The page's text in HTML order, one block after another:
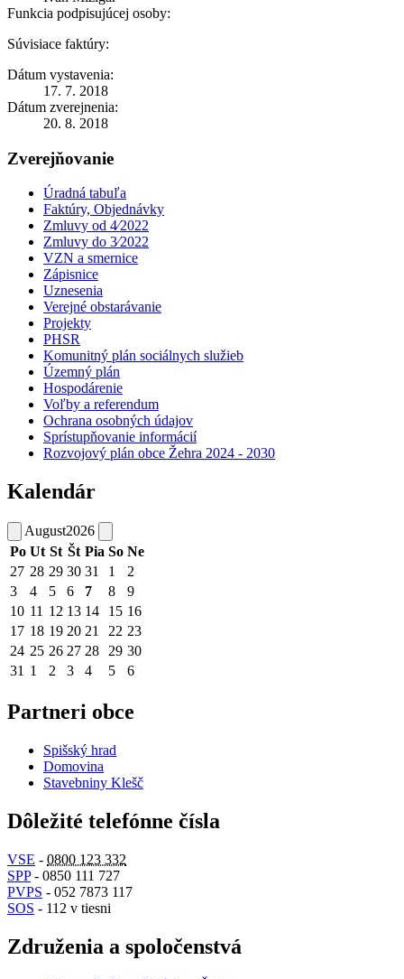
Funkcia podpisujúcej osoby:
Súvisiace faktúry:
Dátum vystavenia:
17. 7. 2018
Dátum zverejnenia:
20. 8. 2018
Zverejňovanie
Úradná tabuľa
Faktúry, Objednávky
Zmluvy od 4⁄2022
Zmluvy do 3⁄2022
VZN a smernice
Zápisnice
Uznesenia
Verejné obstarávanie
Projekty
PHSR
Komunitný plán sociálnych služieb
Územný plán
Hospodárenie
Voľby a referendum
Ochrana osobných údajov
Sprístupňovanie informácií
Rozvojový plán obce Žehra 2024 - 2030
Kalendár
August2026
Po Ut St Št Pia So Ne
27 28 29 30 31 1
2
3
4 5 6 7 8
9
10 11 12 13 14 15 16
17 18 19 20 21 22 23
24 25 26 27 28 29 30
31 1 2 3 4 5 6
Partneri obce
Spišský hrad
Domovina
Stavebniny Klešč
Dôležité telefónne čísla
VSE - 0800 123 332
SPP- 0850 111 727
PVPS - 052 7873 117
SOS - 112 v tiesni
Združenia a spoločenstvá